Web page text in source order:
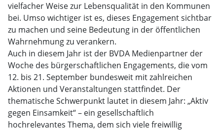
vielfacher Weise zur Lebensqualität in den Kommunen
bei. Umso wichtiger ist es, dieses Engagement sichtbar
zu machen und seine Bedeutung in der öffentlichen
Wahrnehmung zu verankern.
Auch in diesem Jahr ist der BVDA Medienpartner der
Woche des bürgerschaftlichen Engagements, die vom
12. bis 21. September bundesweit mit zahlreichen
Aktionen und Veranstaltungen stattfindet. Der
thematische Schwerpunkt lautet in diesem Jahr: „Aktiv
gegen Einsamkeit“ – ein gesellschaftlich
hochrelevantes Thema, dem sich viele freiwillig